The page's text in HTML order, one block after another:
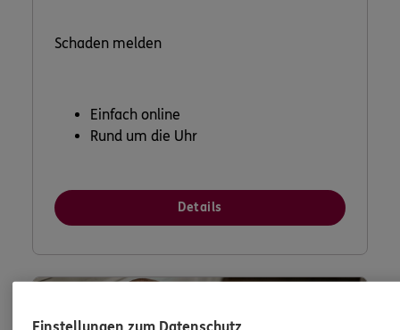
Schaden melden
Einfach online
Rund um die Uhr
Details